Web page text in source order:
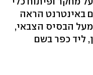
באינטרנט הראה
מעל הבסיס הצבאי,
ליד כפר בשם